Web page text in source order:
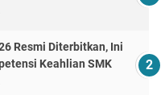
Resmi Diterbitkan, Ini
Keahlian SMK